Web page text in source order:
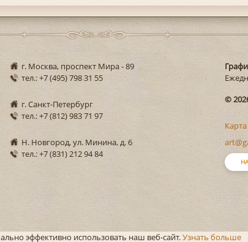
г. Москва, проспект Мира - 89
тел.: +7 (495) 798 31 55
г. Санкт-Петербург
тел.: +7 (812) 983 71 97
Н. Новгород, ул. Минина, д. 6
тел.: +7 (831) 212 94 84
©
эффективно использовать наш веб-сайт.Узнать больше